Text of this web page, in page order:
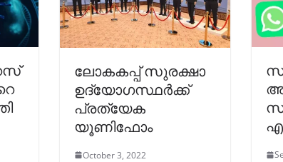
ലോകകപ്പ് സുരക്ഷാ
ഉദ്യോഗസ്ഥർക്ക്
പ്രത്യേക
യൂണിഫോം
October 3, 2022